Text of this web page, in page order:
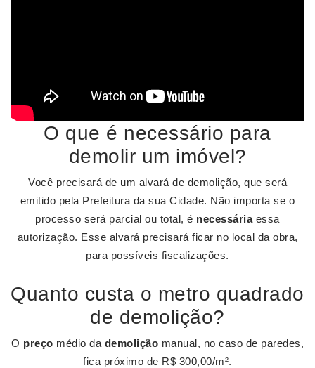
O que é necessário para
demolir um imóvel?
Você precisará de um alvará de demolição, que será
emitido pela Prefeitura da sua Cidade. Não importa se o
processo será parcial ou total, é necessáriaessa
autorização. Esse alvará precisará ficar no local da obra,
para possíveis fiscalizações.
Quanto custa o metro quadrado
de demolição?
O preço médio da demolição manual, no caso de paredes,
fica próximo de R$ 300,00/m².